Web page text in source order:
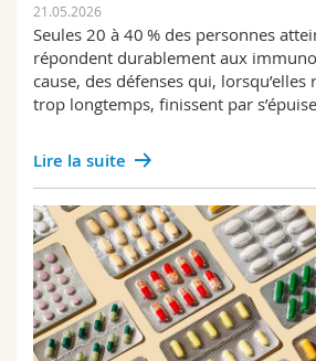
21.05.2026
Seules 20 à 40 % des personnes
répondent durablement aux
cause, des défenses qui,
trop longtemps, finissent par
Lire la suite